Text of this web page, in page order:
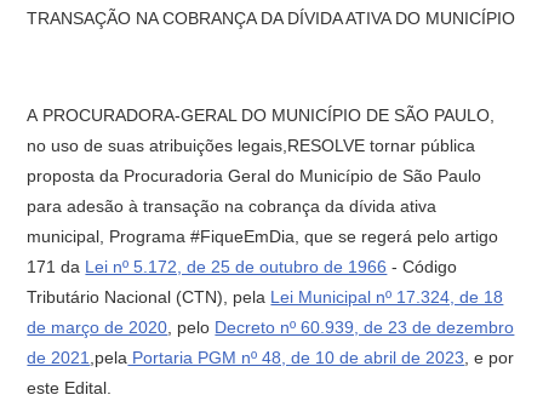
TRANSAÇÃO NA COBRANÇA DA DÍVIDA ATIVA DO MUNICÍPIO
A PROCURADORA-GERAL DO MUNICÍPIO DE SÃO PAULO,
no uso de suas atribuições legais,RESOLVE tornar pública
proposta da Procuradoria Geral do Município de São Paulo
para adesão à transação na cobrança da dívida ativa
municipal, Programa #FiqueEmDia, que se regerá pelo artigo
171 da Lei nº 5.172, de 25 de outubro de 1966 - Código
Tributário Nacional (CTN), pela Lei Municipal nº 17.324, de 18
de março de 2020 , pelo Decreto nº 60.939, de 23 de dezembro
de 2021 ,pela Portaria PGM nº 48, de 10 de abril de 2023 , e por
este Edital.